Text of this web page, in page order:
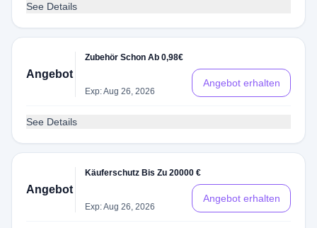
See Details
Angebot
Zubehör Schon Ab 0,98€
Exp: Aug 26, 2026
Angebot erhalten
See Details
Angebot
Käuferschutz Bis Zu 20000 €
Exp: Aug 26, 2026
Angebot erhalten